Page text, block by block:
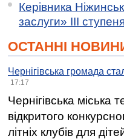
Керівника
заслуги» ІІІ ступеня
ОСТАННІ
Чернігівська громада
17:17
Чернігівська
відкритого
літніх клубів для